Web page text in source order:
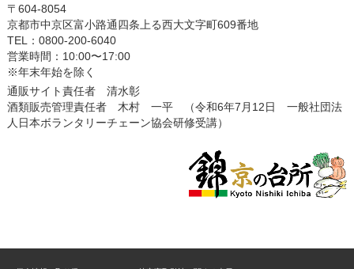
〒604-8054
京都市中京区富小路通四条上る西大文字町609番地
TEL：0800-200-6040
営業時間：10:00〜17:00
※年末年始を除く
通販サイト責任者 清水彰
酒類販売管理責任者 木村 一平 （令和6年7月12日 一般社団法
人日本ボランタリーチェーン協会研修受講）